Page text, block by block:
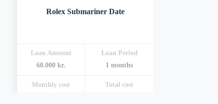
Rolex Submariner Date
Loan Amount
60.000 kr.
Loan Period
1 months
Monthly cost
Total cost